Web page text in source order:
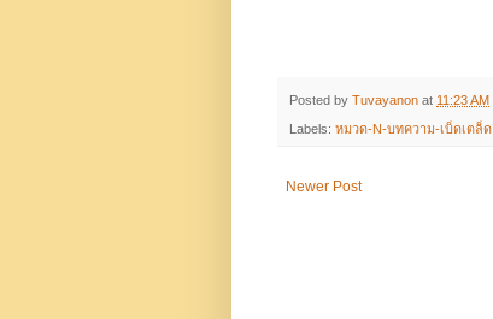
Posted by Tuvayanon at 11:23 AM
Labels: หมวด-N-บทความ-เบ็ดเตล็ด
Newer Post